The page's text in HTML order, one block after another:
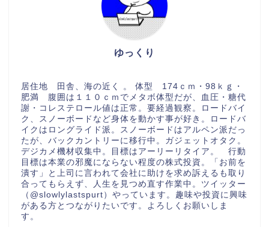
ゆっくり
居住地 田舎、海の近く 。 体型 174ｃｍ・98ｋｇ・
肥満 腹囲は１１０ｃｍでメタボ体型だが、血圧・糖代
謝・コレステロール値は正常。要経過観察。ロードバイ
ク、スノーボードなど身体を動かす事が好き。ロードバ
イクはロングライド派。スノーボードはアルペン派だっ
たが、バックカントリーに移行中。ガジェットオタク。
デジカメ機材収集中。目標はアーリーリタイア。 行動
目標は本業の邪魔にならない程度の株式投資。「お前を
潰す」と上司に言われて会社に助けを求め訴えるも取り
合ってもらえず、人生を見つめ直す作業中。ツイッター
（@slowlylastspurt）やっています。趣味や投資に興味
がある方とつながりたいです。よろしくお願いしま
す。